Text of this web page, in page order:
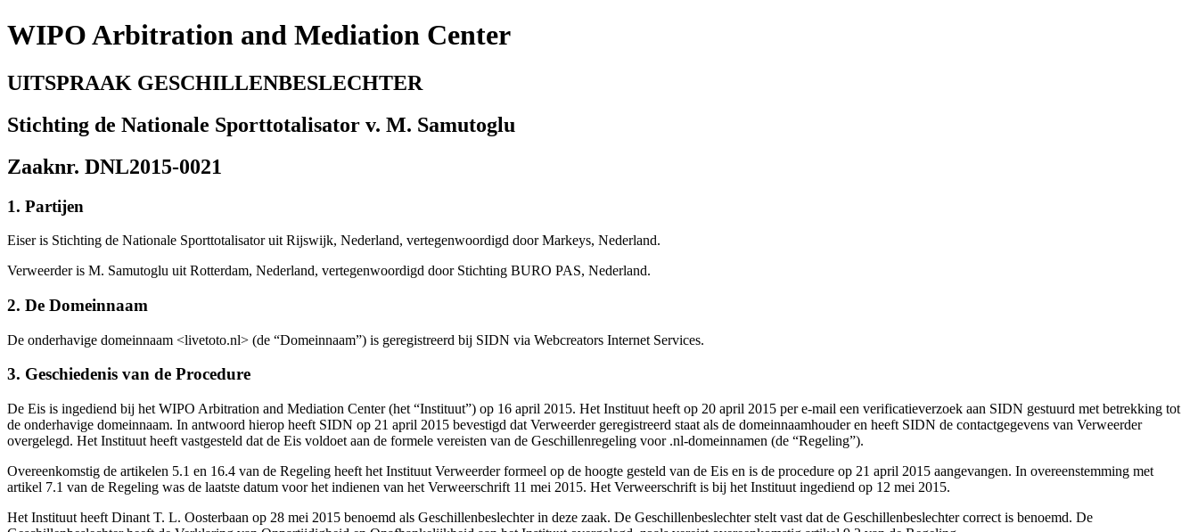
WIPO Arbitration and Mediation Center
UITSPRAAK GESCHILLENBESLECHTER
Stichting de Nationale Sporttotalisator v. M. Samutoglu
Zaaknr. DNL2015-0021
1. Partijen
Eiser is Stichting de Nationale Sporttotalisator uit Rijswijk, Nederland, vertegenwoordigd door Markeys, Nederland.
Verweerder is M. Samutoglu uit Rotterdam, Nederland, vertegenwoordigd door Stichting BURO PAS, Nederland.
2. De Domeinnaam
De onderhavige domeinnaam <livetoto.nl> (de “Domeinnaam”) is geregistreerd bij SIDN via Webcreators Internet Services.
3. Geschiedenis van de Procedure
De Eis is ingediend bij het WIPO Arbitration and Mediation Center (het “Instituut”) op 16 april 2015. Het Instituut heeft op 20 april 2015 per e-mail een verificatieverzoek aan SIDN gestuurd met betrekking tot
de onderhavige domeinnaam. In antwoord hierop heeft SIDN op 21 april 2015 bevestigd dat Verweerder geregistreerd staat als de domeinnaamhouder en heeft SIDN de contactgegevens van Verweerder
overgelegd. Het Instituut heeft vastgesteld dat de Eis voldoet aan de formele vereisten van de Geschillenregeling voor .nl-domeinnamen (de “Regeling”).
Overeenkomstig de artikelen 5.1 en 16.4 van de Regeling heeft het Instituut Verweerder formeel op de hoogte gesteld van de Eis en is de procedure op 21 april 2015 aangevangen. In overeenstemming met
artikel 7.1 van de Regeling was de laatste datum voor het indienen van het Verweerschrift 11 mei 2015. Het Verweerschrift is bij het Instituut ingediend op 12 mei 2015.
Het Instituut heeft Dinant T. L. Oosterbaan op 28 mei 2015 benoemd als Geschillenbeslechter in deze zaak. De Geschillenbeslechter stelt vast dat de Geschillenbeslechter correct is benoemd. De